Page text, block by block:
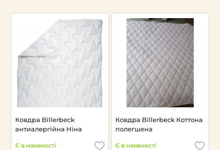
Ковдра Billerbeck
антиалергійна Ніна
Є в наявності
Ковдра Billerbeck Коттона
полегшена
Є в наявності